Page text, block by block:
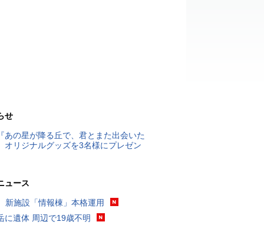
せ
あの星が降る丘で、君とまた出会いた
オリジナルグッズを3名様にプレゼン
ュース
新施設「情報棟」本格運用
に遺体 周辺で19歳不明